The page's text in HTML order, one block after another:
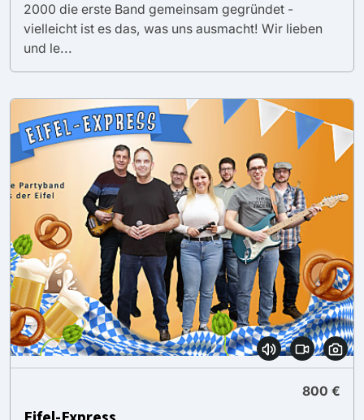
2000 die erste Band gemeinsam gegründet -
vielleicht ist es das, was uns ausmacht! Wir lieben
und le...
800 €